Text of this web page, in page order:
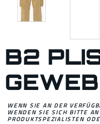
B2
WENN SIE AN DER
WENDEN SIE SICH BITTE
PRODUKTSPEZIALISTEN